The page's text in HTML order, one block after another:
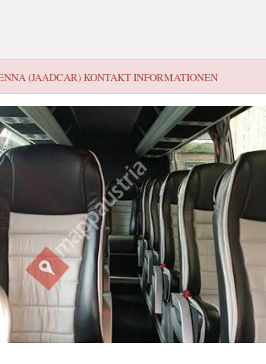
(JAADCAR)KONTAKT INFORMATIONEN